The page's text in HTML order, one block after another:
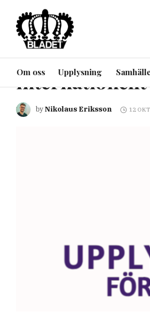
Om oss Upplysning
ARTIKEL INRIKES
BLADETs
internationellt
byNikolaus Eriksson 12